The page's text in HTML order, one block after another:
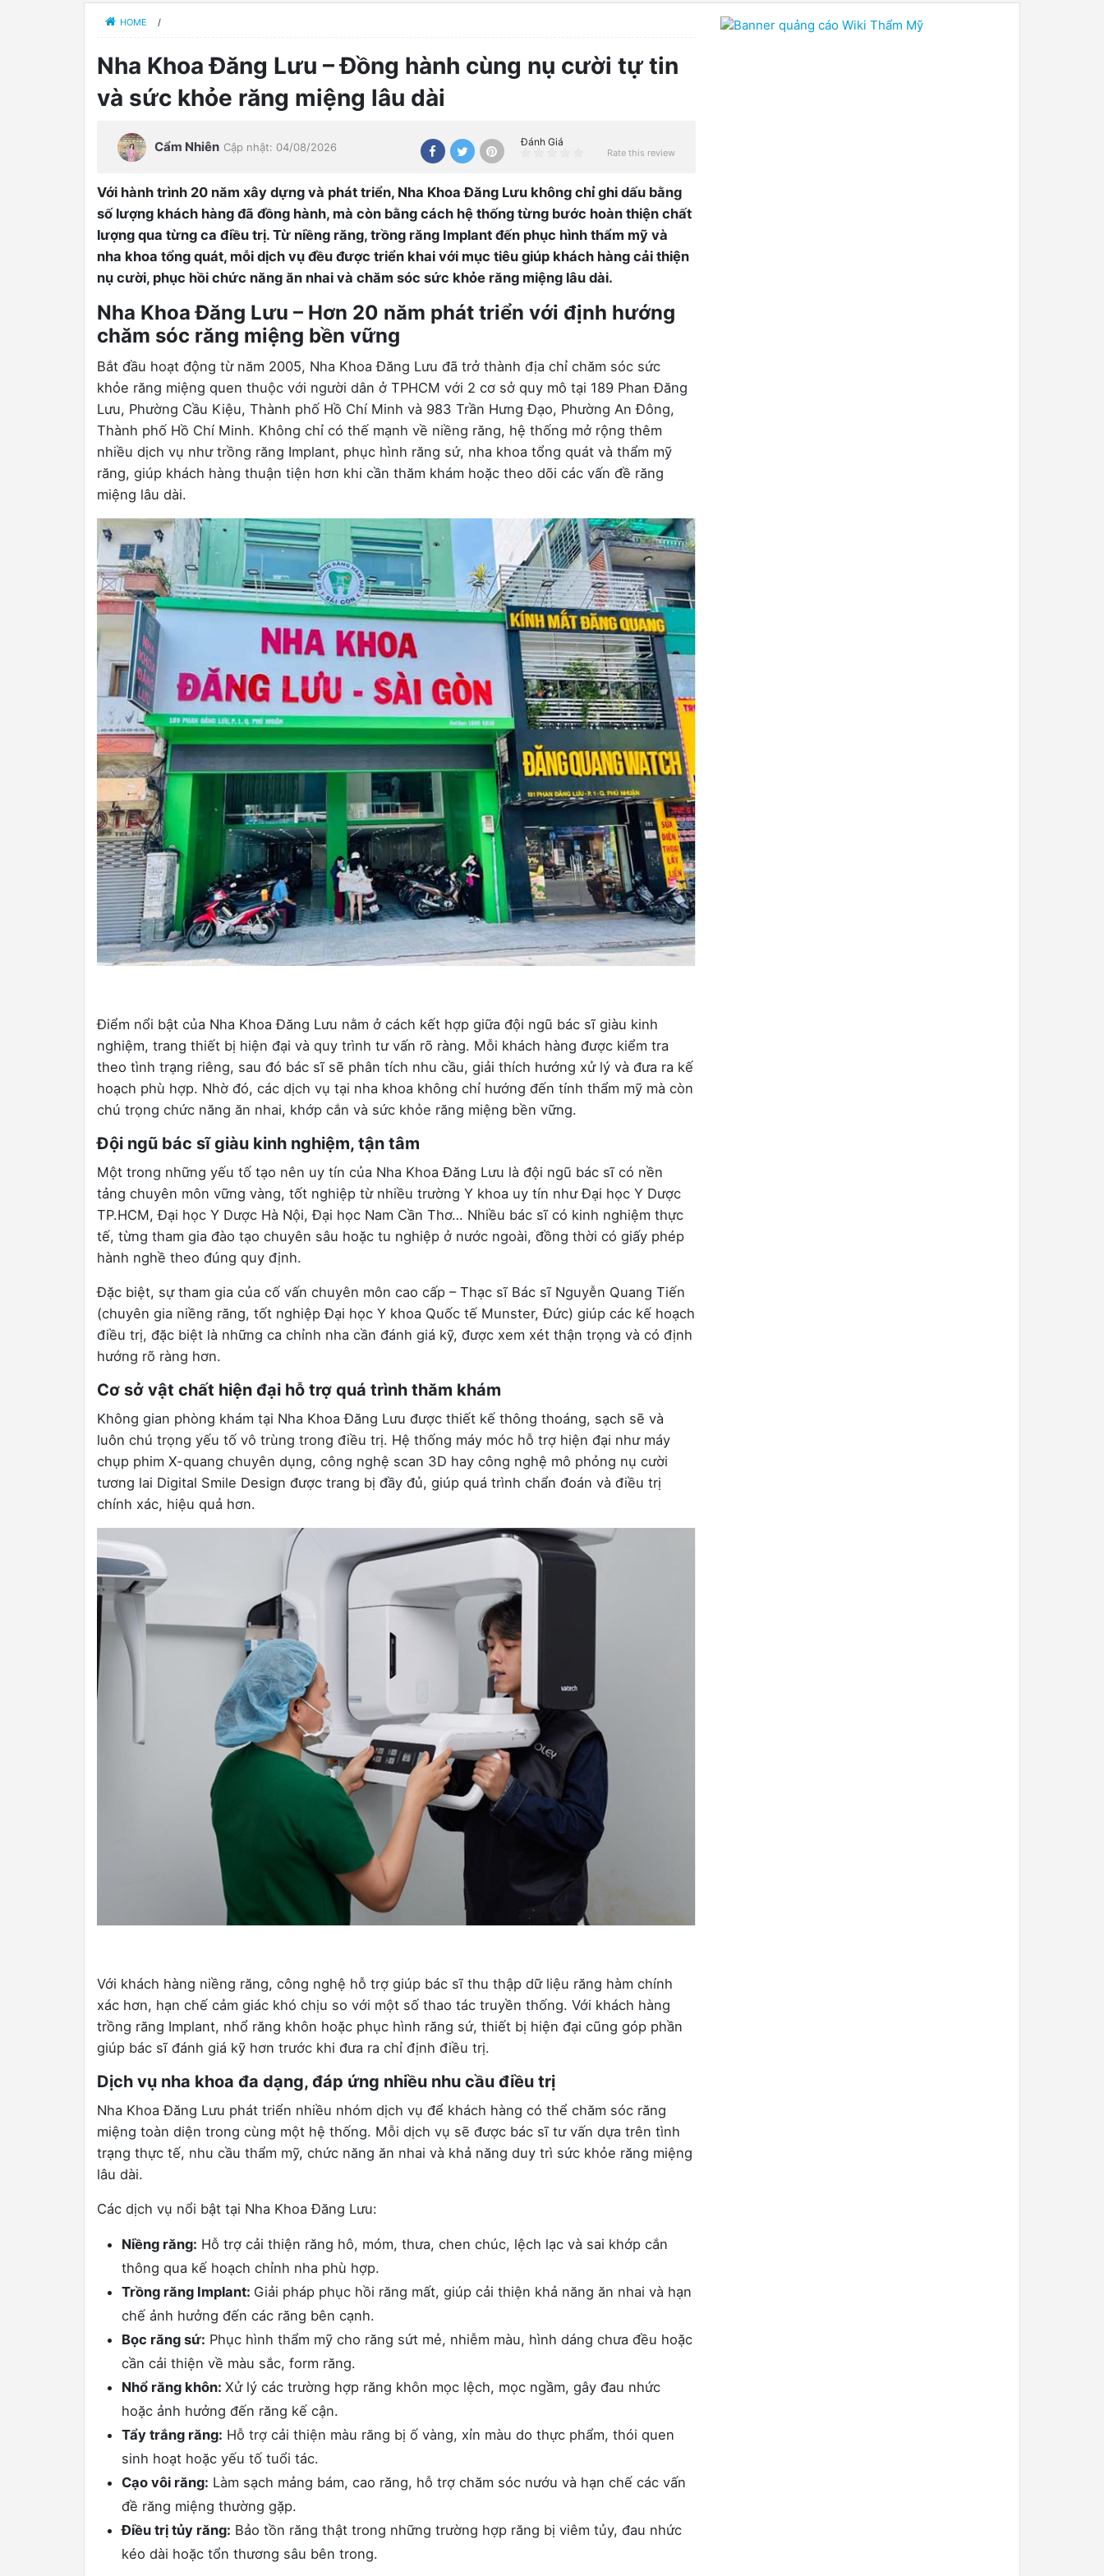
HOME /
Nha Khoa Đăng Lưu – Đồng hành cùng nụ cười tự tin
và sức khỏe răng miệng lâu dài
Cẩm Nhiên Cập nhật: 04/08/2026 Đánh Giá
Rate this review
Với hành trình 20 năm xây dựng và phát triển, Nha Khoa Đăng Lưu không chỉ ghi dấu bằng
số lượng khách hàng đã đồng hành, mà còn bằng cách hệ thống từng bước hoàn thiện chất
lượng qua từng ca điều trị. Từ niềng răng, trồng răng Implant đến phục hình thẩm mỹ và
nha khoa tổng quát, mỗi dịch vụ đều được triển khai với mục tiêu giúp khách hàng cải thiện
nụ cười, phục hồi chức năng ăn nhai và chăm sóc sức khỏe răng miệng lâu dài.
Nha Khoa Đăng Lưu – Hơn 20 năm phát triển với định hướng
chăm sóc răng miệng bền vững
Bắt đầu hoạt động từ năm 2005, Nha Khoa Đăng Lưu đã trở thành địa chỉ chăm sóc sức
khỏe răng miệng quen thuộc với người dân ở TPHCM với 2 cơ sở quy mô tại 189 Phan Đăng
Lưu, Phường Cầu Kiệu, Thành phố Hồ Chí Minh và 983 Trần Hưng Đạo, Phường An Đông,
Thành phố Hồ Chí Minh. Không chỉ có thế mạnh về niềng răng, hệ thống mở rộng thêm
nhiều dịch vụ như trồng răng Implant, phục hình răng sứ, nha khoa tổng quát và thẩm mỹ
răng, giúp khách hàng thuận tiện hơn khi cần thăm khám hoặc theo dõi các vấn đề răng
miệng lâu dài.
Điểm nổi bật của Nha Khoa Đăng Lưu nằm ở cách kết hợp giữa đội ngũ bác sĩ giàu kinh
nghiệm, trang thiết bị hiện đại và quy trình tư vấn rõ ràng. Mỗi khách hàng được kiểm tra
theo tình trạng riêng, sau đó bác sĩ sẽ phân tích nhu cầu, giải thích hướng xử lý và đưa ra kế
hoạch phù hợp. Nhờ đó, các dịch vụ tại nha khoa không chỉ hướng đến tính thẩm mỹ mà còn
chú trọng chức năng ăn nhai, khớp cắn và sức khỏe răng miệng bền vững.
Đội ngũ bác sĩ giàu kinh nghiệm, tận tâm
Một trong những yếu tố tạo nên uy tín của Nha Khoa Đăng Lưu là đội ngũ bác sĩ có nền
tảng chuyên môn vững vàng, tốt nghiệp từ nhiều trường Y khoa uy tín như Đại học Y Dược
TP.HCM, Đại học Y Dược Hà Nội, Đại học Nam Cần Thơ… Nhiều bác sĩ có kinh nghiệm thực
tế, từng tham gia đào tạo chuyên sâu hoặc tu nghiệp ở nước ngoài, đồng thời có giấy phép
hành nghề theo đúng quy định.
Đặc biệt, sự tham gia của cố vấn chuyên môn cao cấp – Thạc sĩ Bác sĩ Nguyễn Quang Tiến
(chuyên gia niềng răng, tốt nghiệp Đại học Y khoa Quốc tế Munster, Đức) giúp các kế hoạch
điều trị, đặc biệt là những ca chỉnh nha cần đánh giá kỹ, được xem xét thận trọng và có định
hướng rõ ràng hơn.
Cơ sở vật chất hiện đại hỗ trợ quá trình thăm khám
Không gian phòng khám tại Nha Khoa Đăng Lưu được thiết kế thông thoáng, sạch sẽ và
luôn chú trọng yếu tố vô trùng trong điều trị. Hệ thống máy móc hỗ trợ hiện đại như máy
chụp phim X-quang chuyên dụng, công nghệ scan 3D hay công nghệ mô phỏng nụ cười
tương lai Digital Smile Design được trang bị đầy đủ, giúp quá trình chẩn đoán và điều trị
chính xác, hiệu quả hơn.
Với khách hàng niềng răng, công nghệ hỗ trợ giúp bác sĩ thu thập dữ liệu răng hàm chính
xác hơn, hạn chế cảm giác khó chịu so với một số thao tác truyền thống. Với khách hàng
trồng răng Implant, nhổ răng khôn hoặc phục hình răng sứ, thiết bị hiện đại cũng góp phần
giúp bác sĩ đánh giá kỹ hơn trước khi đưa ra chỉ định điều trị.
Dịch vụ nha khoa đa dạng, đáp ứng nhiều nhu cầu điều trị
Nha Khoa Đăng Lưu phát triển nhiều nhóm dịch vụ để khách hàng có thể chăm sóc răng
miệng toàn diện trong cùng một hệ thống. Mỗi dịch vụ sẽ được bác sĩ tư vấn dựa trên tình
trạng thực tế, nhu cầu thẩm mỹ, chức năng ăn nhai và khả năng duy trì sức khỏe răng miệng
lâu dài.
Các dịch vụ nổi bật tại Nha Khoa Đăng Lưu:
Niềng răng: Hỗ trợ cải thiện răng hô, móm, thưa, chen chúc, lệch lạc và sai khớp cắn
thông qua kế hoạch chỉnh nha phù hợp.
Trồng răng Implant: Giải pháp phục hồi răng mất, giúp cải thiện khả năng ăn nhai và hạn
chế ảnh hưởng đến các răng bên cạnh.
Bọc răng sứ: Phục hình thẩm mỹ cho răng sứt mẻ, nhiễm màu, hình dáng chưa đều hoặc
cần cải thiện về màu sắc, form răng.
Nhổ răng khôn: Xử lý các trường hợp răng khôn mọc lệch, mọc ngầm, gây đau nhức
hoặc ảnh hưởng đến răng kế cận.
Tẩy trắng răng: Hỗ trợ cải thiện màu răng bị ố vàng, xỉn màu do thực phẩm, thói quen
sinh hoạt hoặc yếu tố tuổi tác.
Cạo vôi răng: Làm sạch mảng bám, cao răng, hỗ trợ chăm sóc nướu và hạn chế các vấn
đề răng miệng thường gặp.
Điều trị tủy răng: Bảo tồn răng thật trong những trường hợp răng bị viêm tủy, đau nhức
kéo dài hoặc tổn thương sâu bên trong.